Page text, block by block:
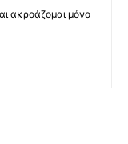
ακροάζομαι μόνο